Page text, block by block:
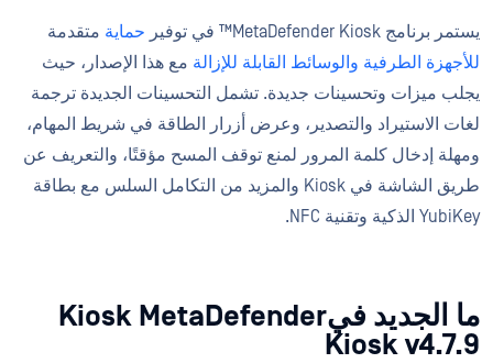
يستمر برنامج MetaDefender Kiosk™ في توفير حماية متقدمة
للأجهزة الطرفية والوسائط القابلة للإزالة مع هذا الإصدار، حيث
يجلب ميزات وتحسينات جديدة. تشمل التحسينات الجديدة ترجمة
لغات الاستيراد والتصدير، وعرض أزرار الطاقة في شريط المهام،
ومهلة إدخال كلمة المرور لمنع توقف المسح مؤقتًا، والتعريف عن
طريق الشاشة في Kiosk والمزيد من التكامل السلس مع بطاقة
YubiKey الذكية وتقنية NFC.
ما الجديد فيKiosk MetaDefender
Kiosk v4.7.9